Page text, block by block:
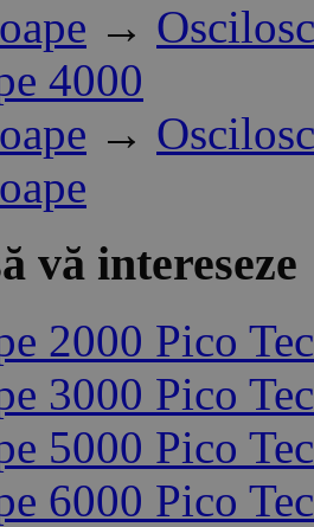
→
4000
→
vă intereseze
2000 Pico
3000 Pico
5000 Pico
6000 Pico